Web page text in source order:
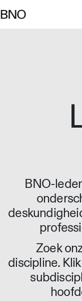
BNO-
Zoek
discipline. Klik